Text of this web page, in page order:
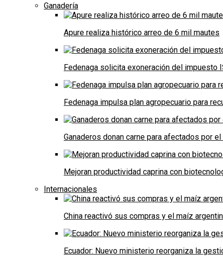
Ganadería
Apure realiza histórico arreo de 6 mil mautes
Fedenaga solicita exoneración del impuesto
Fedenaga impulsa plan agropecuario para
Ganaderos donan carne para afectados por
Mejoran productividad caprina con
Internacionales
China reactivó sus compras y el maíz
Ecuador: Nuevo ministerio reorganiza la